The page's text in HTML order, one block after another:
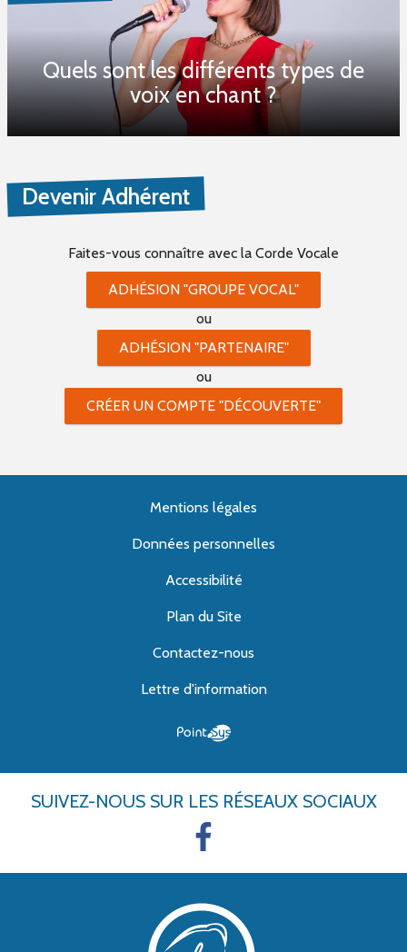
Quels sont les différents types de
voix en chant ?
Devenir Adhérent
Faites-vous connaître avec la Corde Vocale
ADHÉSION "GROUPE VOCAL"
ou
ADHÉSION "PARTENAIRE"
ou
CRÉER UN COMPTE "DÉCOUVERTE"
Mentions légales
Données personnelles
Accessibilité
Plan du Site
Contactez-nous
Lettre d'information
SUIVEZ-NOUS SUR LES RÉSEAUX SOCIAUX